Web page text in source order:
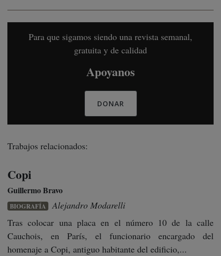
Para que sigamos siendo una revista semanal,
gratuita y de calidad
Apoyanos
DONAR
Trabajos relacionados:
Copi
Guillermo Bravo
BIOGRAFÍA
Alejandro Modarelli
Tras colocar una placa en el número 10 de la calle
Cauchois, en París, el funcionario encargado del
homenaje a Copi, antiguo habitante del edificio,...